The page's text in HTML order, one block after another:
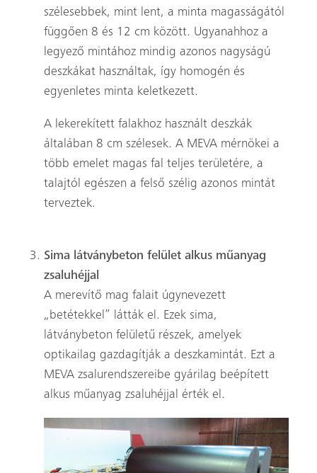
szélesebbek, mint lent, a minta magasságától
függően 8 és 12 cm között. Ugyanahhoz a
legyező mintához mindig azonos nagyságú
deszkákat használtak, így homogén és
egyenletes minta keletkezett.
A lekerekített falakhoz használt deszkák
általában 8 cm szélesek. A MEVA mérnökei a
több emelet magas fal teljes területére, a
talajtól egészen a felső szélig azonos mintát
terveztek.
Sima látványbeton felület alkus műanyag
zsaluhéjjal
A merevítő mag falait úgynevezett
„betétekkel” látták el. Ezek sima,
látványbeton felületű részek, amelyek
optikailag gazdagítják a deszkamintát. Ezt a
MEVA zsalurendszereibe gyárilag beépített
alkus műanyag zsaluhéjjal érték el.